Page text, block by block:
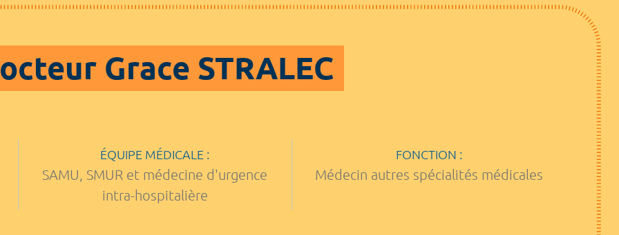
Grace STRALEC
ÉQUIPE MÉDICALE :
SAMU, SMUR et médecine d'urgence
intra-hospitalière
FONCTION :
Médecin autres spécialités médicales